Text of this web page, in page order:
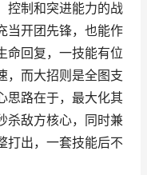
控制和突进能力的战
当开团先锋，也能作
命回复，一技能有位
，而大招则是全图支
思路在于，最大化其
杀敌方核心，同时兼
打出，一套技能后不